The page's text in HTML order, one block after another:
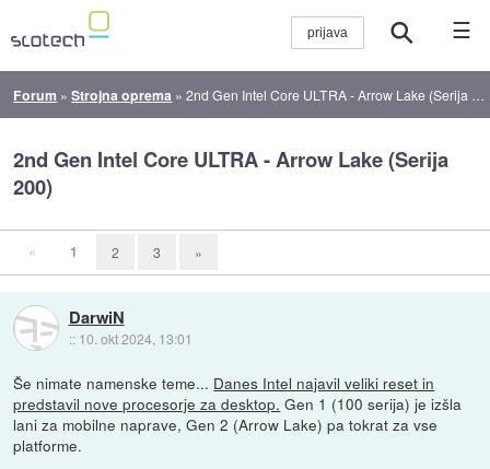
☰
Forum »Strojna oprema »2nd Gen Intel Core ULTRA - Arrow Lake (Serija 200)
2nd Gen Intel Core ULTRA - Arrow Lake (Serija
200)
« 1 2 3 »
DarwiN
:: 10. okt 2024, 13:01
Še nimate namenske teme... Danes Intel najavil veliki reset in
predstavil nove procesorje za desktop. Gen 1 (100 serija) je izšla
lani za mobilne naprave, Gen 2 (Arrow Lake) pa tokrat za vse
platforme.